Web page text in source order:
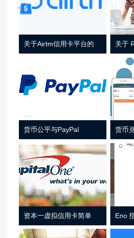
货币公平与PayPal 货币
资本一虚拟信用卡简单介绍